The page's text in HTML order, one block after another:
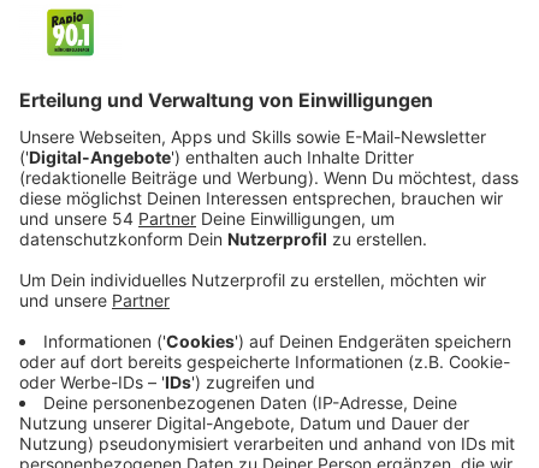
zum Derby im Borussia-Park. Schon vorab hat die
Stadt Mönchengladbach in Absprache mit der Polizei
ein Glas-, Flaschen- und Dosenverbot für den Sonntag
im Umfeld des Stadions verhangen. Das gilt von 11 Uhr
Sonntagvormittag bis 20 Uhr am Abend. Das Mitführen
Getränkedisen ist in der Zeit verboten. Eine Übersicht,
auf welchen Straßen das Verbot gilt, findet ihr in den
Nachrichten auf radio901.de
Anzeige